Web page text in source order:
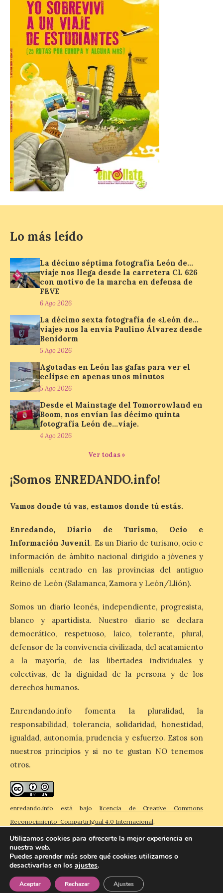
estudiantes del grado en Historia. La
excavación se complementará con
actividades de divulgación abiertas […]
El Mercado Medieval abre
sus puertas en La Bañeza
con más de 60 puestos y
un amplio programa de
animación.
6 Ago 2026
La programación
incorpora un amplio
calendario de actividades
de animación dirigidas a
todos los públicos. La
Un viaje a la Antigüedad:
el Museo del Prado
propone un recorrido por
obras de su Colección de
inspiración clásica
6 Ago 2026
Al hilo del estreno de La
Nolan. La pieza de vídeo
reúne una selección de
obras relacionadas con la
Antigüedad clásica, la mitología y los
viajes, que se suceden al ritmo de un
evocador tema de La […]
cancela la temporada de
la escasez de agua
Esta medida afecta a los
espectáculos nocturnos
de la Fuente Baños de
días 8, 15 y 22 de agosto,
así como al encendido extraordinario del
día 25. La reserva de agua en el estanque
«El Mar», […]
El Descenso Internacional
del Sella arranca con el
homenaje a los campeones
y el izado de las banderas
autonómicas
6 Ago 2026
La 88.ª edición del
Descenso Internacional
del Sella reunirá este año a
1.291 palistas distribuidos
en 874 embarcaciones,
con representación de 22 países,
consolidando una vez más a la prueba
[…]
Lo más leído
La décimo séptima fotografía León de…
viaje nos llega desde la carretera CL 626
con motivo de la marcha en defensa de
FEVE
6 Ago 2026
La décimo sexta fotografía de «León de…
viaje» nos la envía Paulino Álvarez desde
Benidorm
5 Ago 2026
Agotadas en León las gafas para ver el
eclipse en apenas unos minutos
5 Ago 2026
Desde el Mainstage del Tomorrowland en
Boom, nos envían las décimo quinta
fotografía León de…viaje.
4 Ago 2026
Ver todas »
¡Somos ENREDANDO.info!
Vamos donde tú vas, estamos donde tú estás.
Enredando, Diario de Turismo, Ocio e
Información Juvenil. Es un Diario de turismo, ocio e
información de ámbito nacional dirigido a jóvenes y
millenials centrado en las provincias del antiguo
Reino de León (Salamanca, Zamora y León/Llión).
Somos un diario leonés, independiente, progresista,
blanco y apartidista. Nuestro diario se declara
democrático, respetuoso, laico, tolerante, plural,
defensor de la convivencia civilizada, del acatamiento
a la mayoría, de las libertades individuales y
colectivas, de la dignidad de la persona y de los
derechos humanos.
Enrendando.info fomenta la pluralidad, la
responsabilidad, tolerancia, solidaridad, honestidad,
igualdad, autonomía, prudencia y esfuerzo. Estos son
nuestros principios y si no te gustan NO tenemos
otros.
enredando.info está bajo licencia de Creative Commons
Reconocimiento-CompartirIgual 4.0 Internacional.
© 2026 Enredando Política de privacidad
Utilizamos cookies para ofrecerte la mejor experiencia en
nuestra web.
Puedes aprender más sobre qué cookies utilizamos o
desactivarlas en los ajustes.
Aceptar Rechazar Ajustes